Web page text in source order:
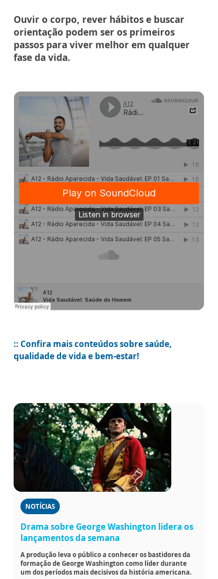
Ouvir o corpo, rever hábitos e buscar
orientação podem ser os primeiros
passos para viver melhor em qualquer
fase da vida.
:: Confira mais conteúdos sobre saúde,
qualidade de vida e bem-estar!
NOTÍCIAS
Drama sobre George Washington lidera os
lançamentos da semana
A produção leva o público a conhecer os bastidores da
formação de George Washington como líder durante
um dos períodos mais decisivos da história americana.